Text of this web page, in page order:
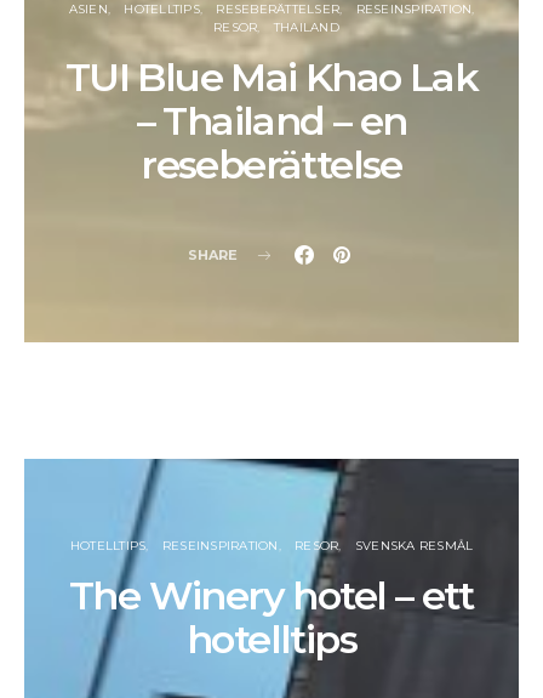
ASIEN HOTELLTIPS RESEBERÄTTELSER
RESEINSPIRATION
RESOR
THAILAND
TUI Blue Mai Khao Lak
– Thailand – en
reseberättelse
SHARE
HOTELLTIPS RESEINSPIRATION RESOR SVENSKA RESMÅL
The Winery hotel – ett
hotelltips